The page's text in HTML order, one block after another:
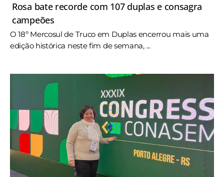
Rosa bate recorde com 107 duplas e consagra
campeões
O 18º Mercosul de Truco em Duplas encerrou mais uma
edição histórica neste fim de semana, ...